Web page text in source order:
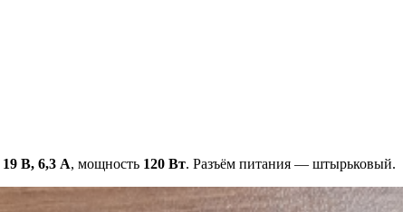
19 В, 6,3 А, мощность 120 Вт. Разъём питания — штырьковый.